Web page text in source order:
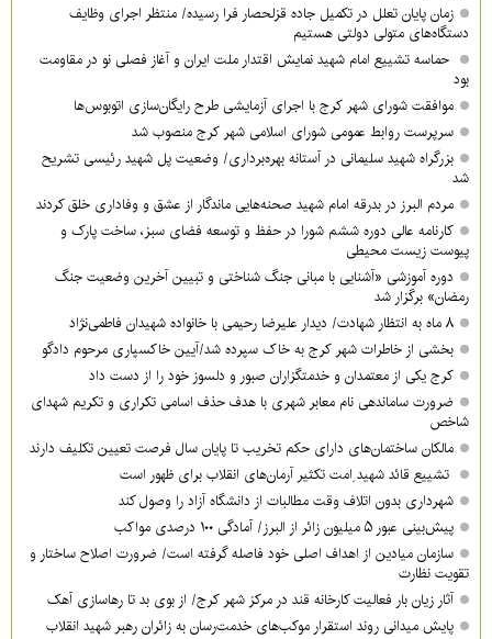
زمان پایان تعلل در تکمیل جاده قزلحصار فرا رسیده/ منتظر اجرای وظایف
دستگاه‌های متولی دولتی هستیم
حماسه تشییع امام شهید نمایش اقتدار ملت ایران و آغاز فصلی نو در مقاومت
بود
موافقت شورای شهر کرج با اجرای آزمایشی طرح رایگان‌سازی اتوبوس‌ها
سرپرست روابط عمومی شورای اسلامی شهر کرج منصوب شد
بزرگراه شهید سلیمانی در آستانه بهره‌برداری/ وضعیت پل شهید رئیسی تشریح
شد
مردم البرز در بدرقه امام شهید صحنه‌هایی ماندگار از عشق و وفاداری خلق کردند
کارنامه عالی دوره ششم شورا در حفظ و توسعه فضای سبز، ساخت پارک و
پیوست زیست محیطی
دوره آموزشی «آشنایی با مبانی جنگ شناختی و تبیین آخرین وضعیت جنگ
رمضان» برگزار شد
۸ ماه به انتظار شهادت/ دیدار علیرضا رحیمی با خانواده شهیدان فاطمی‌نژاد
بخشی از خاطرات شهر کرج به خاک سپرده شد/آیین خاکسپاری مرحوم دادگو
کرج یکی از معتمدان و خدمتگزاران صبور و دلسوز خود را از دست داد
ضرورت ساماندهی نام‌ معابر شهری با هدف حذف اسامی تکراری و تکریم شهدای
شاخص
مالکان ساختمان‌های دارای حکم تخریب تا پایان سال فرصت تعیین تکلیف دارند
تشییع قائد شهید ِامت تکثیر آرمان‌های انقلاب برای ظهور است
شهرداری بدون اتلاف وقت مطالبات از دانشگاه آزاد را وصول کند
پیش‌بینی عبور ۵ میلیون زائر از البرز/ آمادگی ۱۰۰ درصدی مواکب
سازمان میادین از اهداف اصلی خود فاصله گرفته است/ ضرورت اصلاح ساختار و
تقویت نظارت
آثار زیان بار فعالیت کارخانه قند در مرکز شهر کرج/ از بوی بد تا رهاسازی آهک
پایش میدانی روند استقرار موکب‌های خدمت‌رسان به زائران رهبر شهید انقلاب